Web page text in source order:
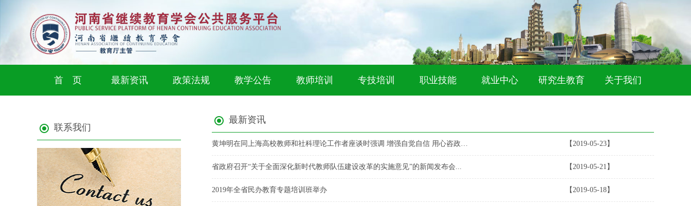
首 页 最新资讯 政策法规 教学公告 教师培训 专技培训 职业技能 就业中心 研究生教育 关于我们
联系我们
最新资讯
黄坤明在同上海高校教师和社科理论工作者座谈时强调 增强自觉自信 用心咨政育人 推动党的创新理论走进青年深入人心... 【2019-05-23】
省政府召开“关于全面深化新时代教师队伍建设改革的实施意见”的新闻发布会... 【2019-05-21】
2019年全省民办教育专题培训班举办 【2019-05-18】